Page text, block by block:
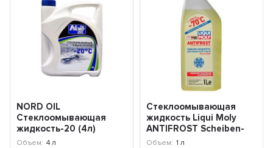
NORD OIL
Стеклоомывающая
жидкость-20 (4л)
NRA022
Объем: 4 л
Стеклоомывающая
жидкость Liqui Moly
ANTIFROST Scheiben-
Frostschutz
Объем: 1 л